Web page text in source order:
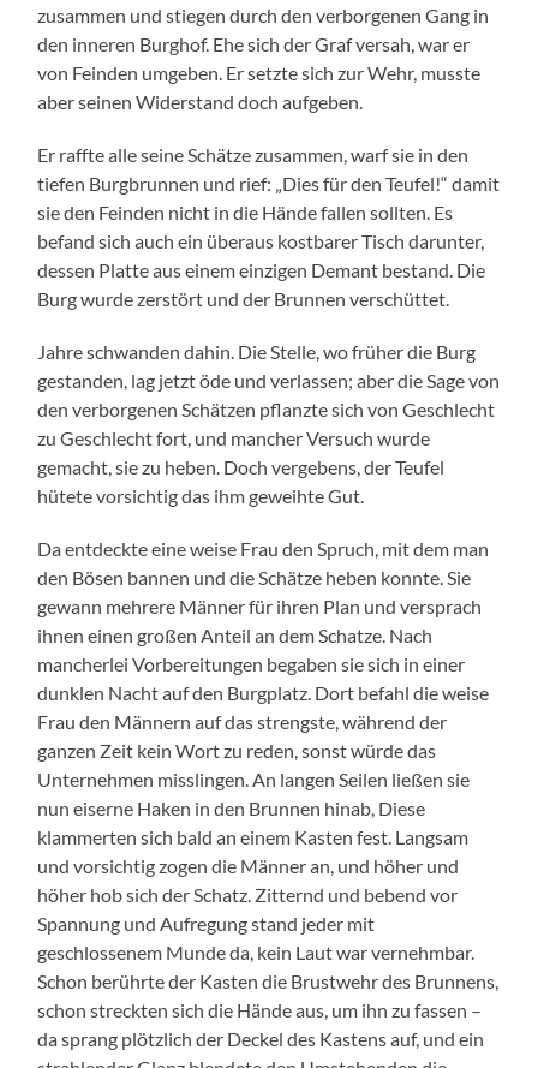
zusammen und stiegen durch den verborgenen Gang in
den inneren Burghof. Ehe sich der Graf versah, war er
von Feinden umgeben. Er setzte sich zur Wehr, musste
aber seinen Widerstand doch aufgeben.
Er raffte alle seine Schätze zusammen, warf sie in den
tiefen Burgbrunnen und rief: „Dies für den Teufel!“ damit
sie den Feinden nicht in die Hände fallen sollten. Es
befand sich auch ein überaus kostbarer Tisch darunter,
dessen Platte aus einem einzigen Demant bestand. Die
Burg wurde zerstört und der Brunnen verschüttet.
Jahre schwanden dahin. Die Stelle, wo früher die Burg
gestanden, lag jetzt öde und verlassen; aber die Sage von
den verborgenen Schätzen pflanzte sich von Geschlecht
zu Geschlecht fort, und mancher Versuch wurde
gemacht, sie zu heben. Doch vergebens, der Teufel
hütete vorsichtig das ihm geweihte Gut.
Da entdeckte eine weise Frau den Spruch, mit dem man
den Bösen bannen und die Schätze heben konnte. Sie
gewann mehrere Männer für ihren Plan und versprach
ihnen einen großen Anteil an dem Schatze. Nach
mancherlei Vorbereitungen begaben sie sich in einer
dunklen Nacht auf den Burgplatz. Dort befahl die weise
Frau den Männern auf das strengste, während der
ganzen Zeit kein Wort zu reden, sonst würde das
Unternehmen misslingen. An langen Seilen ließen sie
nun eiserne Haken in den Brunnen hinab, Diese
klammerten sich bald an einem Kasten fest. Langsam
und vorsichtig zogen die Männer an, und höher und
höher hob sich der Schatz. Zitternd und bebend vor
Spannung und Aufregung stand jeder mit
geschlossenem Munde da, kein Laut war vernehmbar.
Schon berührte der Kasten die Brustwehr des Brunnens,
schon streckten sich die Hände aus, um ihn zu fassen –
da sprang plötzlich der Deckel des Kastens auf, und ein